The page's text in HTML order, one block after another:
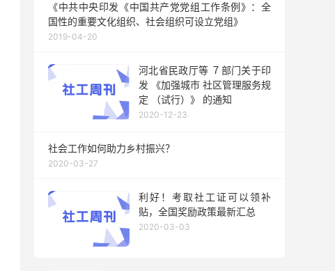
《中共中央印发《中国共产党党组工作条例》：全
国性的重要文化组织、社会组织可设立党组》
2019-04-20
河北省民政厅等 ７部门关于印
发 《加强城市 社区管理服务规
定 （试行）》 的通知
2020-12-23
社会工作如何助力乡村振兴？
2020-03-27
利好！考取社工证可以领补
贴，全国奖励政策最新汇总
2020-03-03